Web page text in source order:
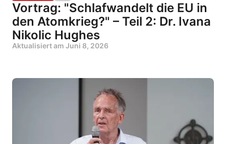
Vortrag: "Schlafwandelt die EU in
den Atomkrieg?" – Teil 2: Dr. Ivana
Nikolic Hughes
Aktualisiert am Juni 8, 2026